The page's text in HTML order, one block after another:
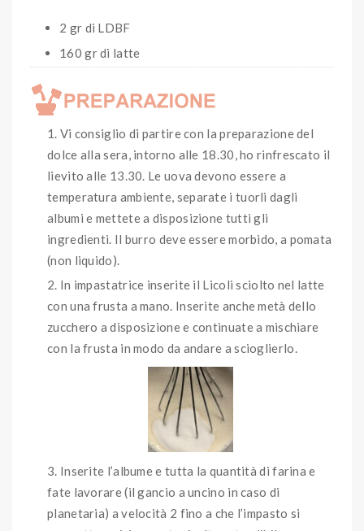
2 gr di LDBF
160 gr di latte
Vi consiglio di partire con la preparazione del
dolce alla sera, intorno alle 18.30, ho rinfrescato il
lievito alle 13.30. Le uova devono essere a
temperatura ambiente, separate i tuorli dagli
albumi e mettete a disposizione tutti gli
ingredienti. Il burro deve essere morbido, a pomata
(non liquido).
In impastatrice inserite il Licoli sciolto nel latte
con una frusta a mano. Inserite anche metà dello
zucchero a disposizione e continuate a mischiare
con la frusta in modo da andare a scioglierlo.
Inserite l’albume e tutta la quantità di farina e
fate lavorare (il gancio a uncino in caso di
planetaria) a velocità 2 fino a che l’impasto si